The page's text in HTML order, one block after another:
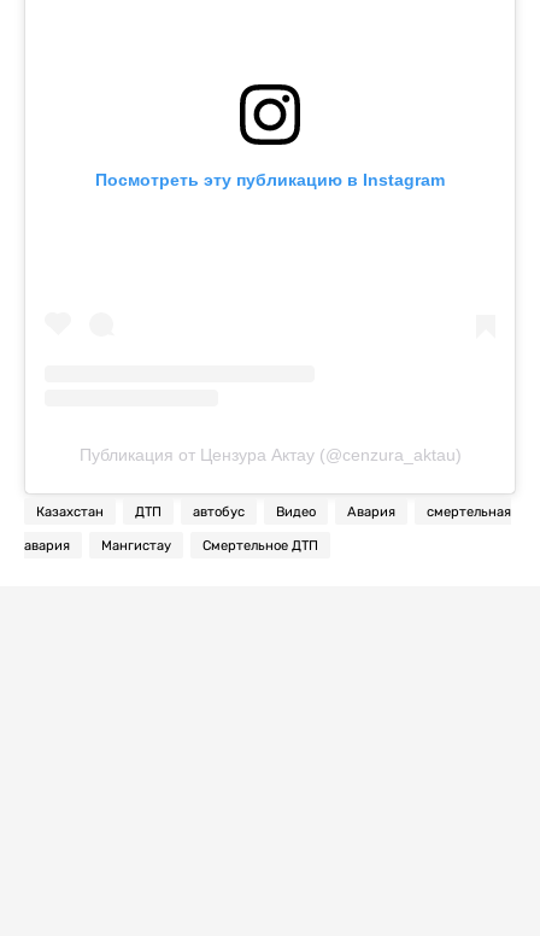
Посмотреть эту публикацию в Instagram
Публикация от Цензура Актау (@cenzura_aktau)
Казахстан ДТП автобус Видео Авария смертельная
авария Мангистау Смертельное ДТП